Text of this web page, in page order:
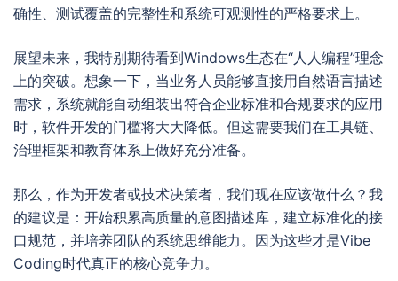
确性、测试覆盖的完整性和系统可观测性的严格要求上。
展望未来，我特别期待看到Windows生态在“人人编程”理念
上的突破。想象一下，当业务人员能够直接用自然语言描述
需求，系统就能自动组装出符合企业标准和合规要求的应用
时，软件开发的门槛将大大降低。但这需要我们在工具链、
治理框架和教育体系上做好充分准备。
那么，作为开发者或技术决策者，我们现在应该做什么？我
的建议是：开始积累高质量的意图描述库，建立标准化的接
口规范，并培养团队的系统思维能力。因为这些才是Vibe
Coding时代真正的核心竞争力。